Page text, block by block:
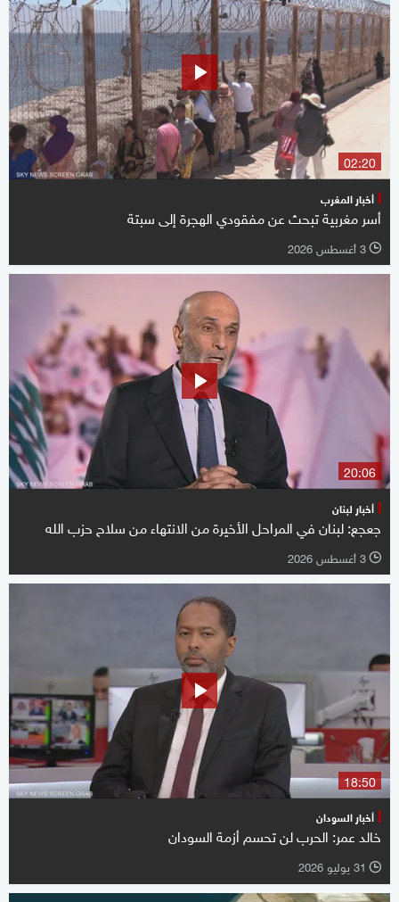
02:20
أخبار المغرب
أسر مغربية تبحث عن مفقودي الهجرة إلى سبتة
l 3 أغسطس 2026
20:06
أخبار لبنان
جعجع: لبنان في المراحل الأخيرة من الانتهاء من سلاح حزب الله
l 3 أغسطس 2026
18:50
أخبار السودان
خالد عمر: الحرب لن تحسم أزمة السودان
l 31 يوليو 2026